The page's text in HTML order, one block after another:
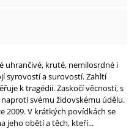
uhrančivé, kruté, nemilosrdné i
syrovostí a surovostí. Zahltí
k tragédii. Zaskočí věcností, s
svému židovskému údělu.
2009. V krátkých povídkách se
jeho obětí a těch, kteří...